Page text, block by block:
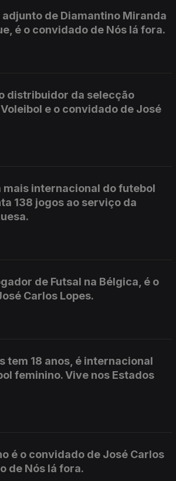
adjunto de Diamantino Miranda
é o convidado de Nós lá fora.
distribuidor da selecção
e o convidado de José
mais internacional do futebol
138 jogos ao serviço da
de Futsal na Bélgica, é o
Carlos Lopes.
tem 18 anos, é internacional
feminino. Vive nos Estados
é o convidado de José Carlos
de Nós lá fora.